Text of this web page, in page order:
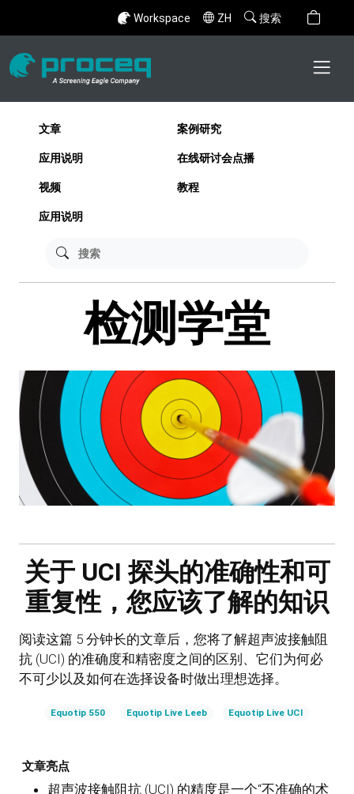
Workspace ZH 搜索
文章 案例研究
应用说明 在线研讨会点播
视频 教程
应用说明
检测学堂
关于 UCI 探头的准确性和可
重复性，您应该了解的知识
阅读这篇 5 分钟长的文章后，您将了解超声波接触阻
抗 (UCI) 的准确度和精密度之间的区别、它们为何必
不可少以及如何在选择设备时做出理想选择。
Equotip 550 Equotip Live Leeb Equotip Live UCI
文章亮点
超声波接触阻抗 (UCI) 的精度是一个“不准确的术